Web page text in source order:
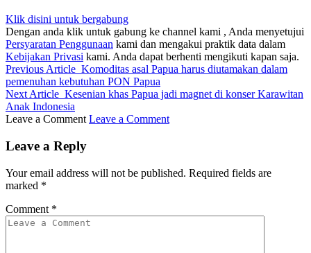
Klik disini untuk bergabung
Dengan anda klik untuk gabung ke channel kami , Anda menyetujui
Persyaratan Penggunaan kami dan mengakui praktik data dalam
Kebijakan Privasi kami. Anda dapat berhenti mengikuti kapan saja.
Previous Article Komoditas asal Papua harus diutamakan dalam
pemenuhan kebutuhan PON Papua
Next Article Kesenian khas Papua jadi magnet di konser Karawitan
Anak Indonesia
Leave a Comment Leave a Comment
Leave a Reply
Your email address will not be published. Required fields are
marked *
Comment *